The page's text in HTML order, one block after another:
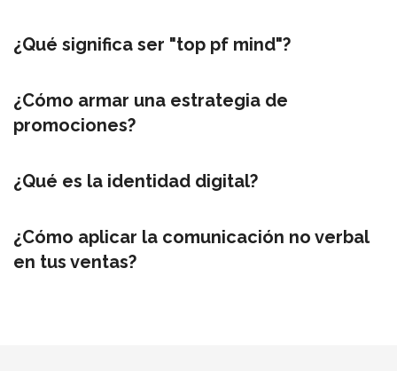
¿Qué significa ser "top pf mind"?
¿Cómo armar una estrategia de
promociones?
¿Qué es la identidad digital?
¿Cómo aplicar la comunicación no verbal
en tus ventas?